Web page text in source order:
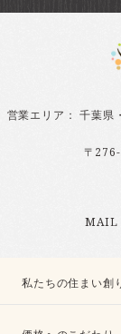
営業エリア ：千葉県
〒
MAIL
私たちの住まい創